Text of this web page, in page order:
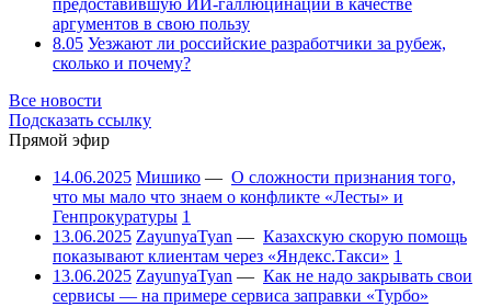
предоставившую ИИ-галлюцинации в качестве
аргументов в свою пользу
8.05 Уезжают ли российские разработчики за рубеж,
сколько и почему?
Все новости
Подсказать ссылку
Прямой эфир
14.06.2025 Мишико — О сложности признания того,
что мы мало что знаем о конфликте «Лесты» и
Генпрокуратуры 1
13.06.2025 ZayunyaTyan — Казахскую скорую помощь
показывают клиентам через «Яндекс.Такси» 1
13.06.2025 ZayunyaTyan — Как не надо закрывать свои
сервисы — на примере сервиса заправки «Турбо»